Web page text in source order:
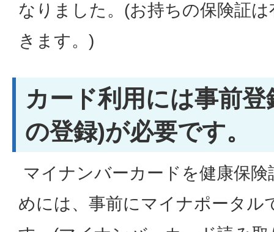
なりました。(お持ちの保険証
きます。)
カード利用には事前
の登録)が必要です。
マイナンバーカードを健康保
めには、事前にマイナポータル